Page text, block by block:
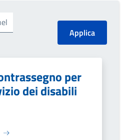
per
dei disabili